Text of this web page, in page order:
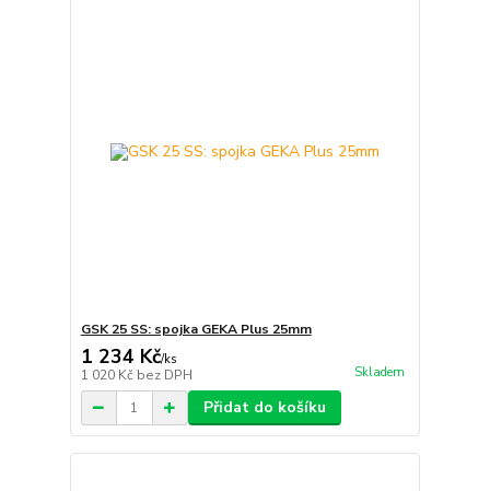
GSK 25 SS: spojka GEKA Plus 25mm
1 234 Kč/ks
1 020 Kč bez DPH Skladem
Přidat do košíku